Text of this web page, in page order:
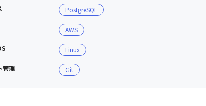
PostgreSQL
AWS
Linux
管理 Git